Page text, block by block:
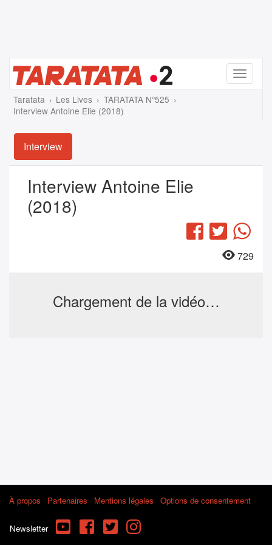
Menu
Taratata Les Lives
TARATATA N°525
Interview Antoine Elie (2018)
Interview
Interview Antoine Elie
(2018)
Facebook
Twitter
729
Chargement de la vidéo…
À propos Partenaires Mentions légales Options de consentement
Newsletter YouTube FacebookTwitterInstagram